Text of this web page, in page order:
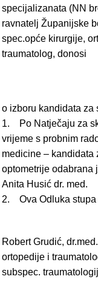
specijalizanata (NN
ravnatelj Županijske
spec.opće kirurgije,
traumatolog, donosi
o izboru kandidata za
1. Po Natječaju za
vrijeme s probnim
medicine –
optometrije odabrana
Anita Husić dr. med.
2. Ova Odluka stupa
Robert Grudić,
ortopedije i
subspec.